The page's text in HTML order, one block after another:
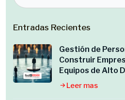
Entradas Recientes
Gestión de
Construir
Equipos de Alto
Leer mas